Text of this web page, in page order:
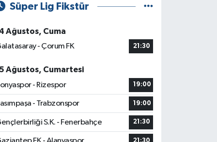
Süper Lig Fikstür
Ağustos, Cuma
- Çorum FK
21:30
Ağustos, Cumartesi
- Rizespor
19:00
- Trabzonspor 19:00
S.K. - Fenerbahçe 21:30
21:30